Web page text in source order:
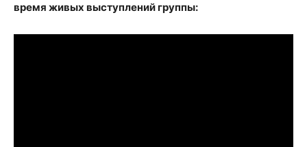
время живых выступлений группы: